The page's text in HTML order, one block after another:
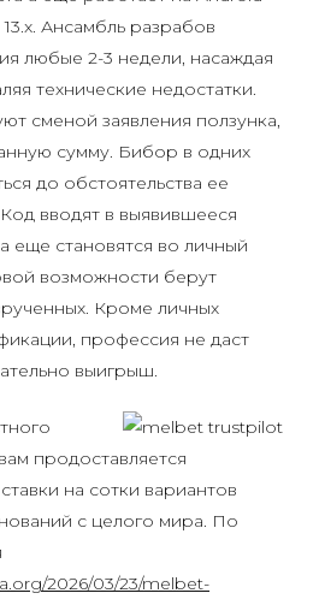
Ансамбль разрабов
любые 2-3 недели, насаждая
технические недостатки.
сменой заявления ползунка,
сумму. Бибор в одних
до обстоятельства ее
вводят в выявившееся
еще становятся во личный
возможности берут
Кроме личных
профессия не даст
выигрыш.
продоставляется
на сотки вариантов
с целого мира. По
2026/03/23/melbet-